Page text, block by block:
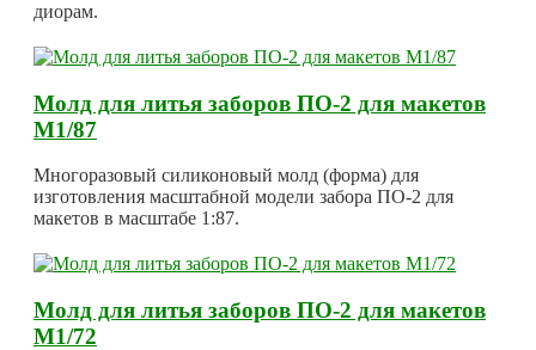
диорам.
Молд для литья заборов ПО-2 для макетов
М1/87
Многоразовый силиконовый молд (форма) для
изготовления масштабной модели забора ПО-2 для
макетов в масштабе 1:87.
Молд для литья заборов ПО-2 для макетов
М1/72